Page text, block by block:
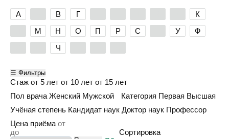
А В Г
К
М Н О П Р С У
Ф
Ч
☰ Фильтры
Стаж от 5 лет от 10 лет от 15 лет
Пол врача Женский Мужской Категория Первая Высшая
Учёная степень Кандидат наук Доктор наук Профессор
Цена приёма
Сортировка